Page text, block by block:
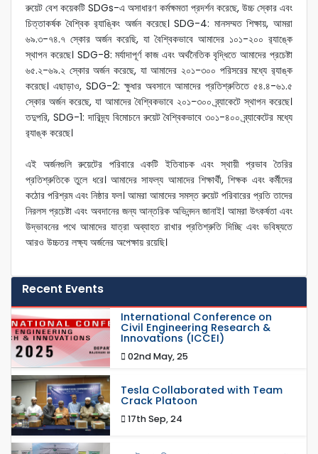
রুয়েট বেশ কয়েকটি SDGs-এ অসাধারণ কর্মক্ষমতা প্রদর্শন করেছে, উচ্চ স্কোর এবং
চিত্তাকর্ষক বৈশ্বিক র‌্যাঙ্কিং অর্জন করেছে। SDG-4: মানসম্মত শিক্ষায়, আমরা
৬৯.৩-৭৪.৭ স্কোর অর্জন করেছি, যা বৈশ্বিকভাবে আমাদের ১০১-২০০ র‌্যাঙ্কে
স্থাপন করেছে। SDG-8: মর্যাদাপূর্ণ কাজ এবং অর্থনৈতিক বৃদ্ধিতে আমাদের প্রচেষ্টা
৬৫.২-৬৯.২ স্কোর অর্জন করেছে, যা আমাদের ২০১-৩০০ পরিসরের মধ্যে র‌্যাঙ্ক
করেছে। এছাড়াও, SDG-2: ক্ষুধার অবসানে আমাদের প্রতিশ্রুতিতে ৫৪.৪-৬১.৫
স্কোর অর্জন করেছে, যা আমাদের বৈশ্বিকভাবে ২০১-৩০০ ব্র্যাকেটে স্থাপন করেছে।
তদুপরি, SDG-1: দারিদ্র্য বিমোচনে রুয়েট বৈশ্বিকভাবে ৩০১-৪০০ ব্র্যাকেটের মধ্যে
র‌্যাঙ্ক করেছে।
এই অর্জনগুলি রুয়েটের পরিবারে একটি ইতিবাচক এবং স্থায়ী প্রভাব তৈরির
প্রতিশ্রুতিকে তুলে ধরে। আমাদের সাফল্য আমাদের শিক্ষার্থী, শিক্ষক এবং কর্মীদের
কঠোর পরিশ্রম এবং নিষ্ঠার ফল। আমরা আমাদের সমস্ত রুয়েট পরিবারের প্রতি তাদের
নিরলস প্রচেষ্টা এবং অবদানের জন্য আন্তরিক অভিনন্দন জানাই। আমরা উৎকর্ষতা এবং
উদ্ভাবনের পথে আমাদের যাত্রা অব্যাহত রাখার প্রতিশ্রুতি দিচ্ছি এবং ভবিষ্যতে
আরও উচ্চতর লক্ষ্য অর্জনের অপেক্ষায় রয়েছি।
Recent Events
International Conference on
Civil Engineering Research &
Innovations (ICCEI)
02nd May, 25
Tesla Collaborated with Team
Crack Platoon
17th Sep, 24